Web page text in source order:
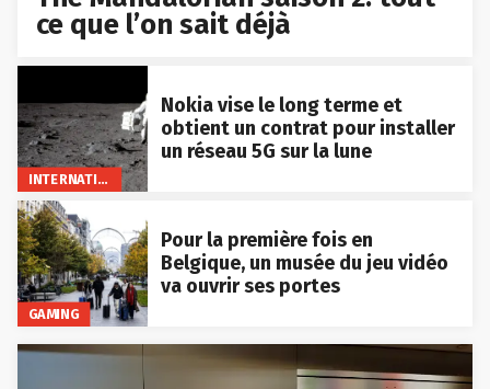
ce que l’on sait déjà
INTERNATIONAL
Nokia vise le long terme et
obtient un contrat pour installer
un réseau 5G sur la lune
GAMING
Pour la première fois en
Belgique, un musée du jeu vidéo
va ouvrir ses portes